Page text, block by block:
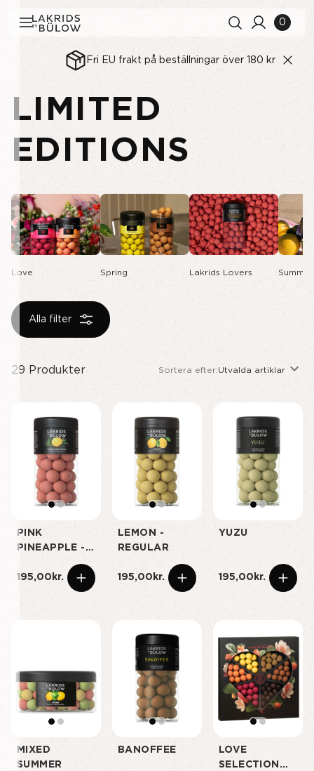
0
Fri EU frakt på beställningar över 180 kr
Sökhistorik
Sökresultat
LIMITED
EDITIONS
Love Spring Lakrids Lovers Summer
Alla filter
29 Produkter Sortera efter:Utvalda artiklar
PINK
PINEAPPLE -
195,00kr.
LEMON -
REGULAR
195,00kr.
YUZU
195,00kr.
MIXED
SUMMER
BANOFFEE
LOVE
SELECTION